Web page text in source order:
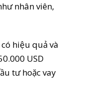
nhân viên,
hiệu quả và
USD
tư hoặc vay